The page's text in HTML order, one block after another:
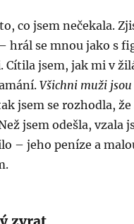
co jsem nečekala.
hrál se mnou jako s
Cítila jsem, jak mi v
Všichni muži
jsem se rozhodla, že
jsem odešla, vzala
– jeho peníze a